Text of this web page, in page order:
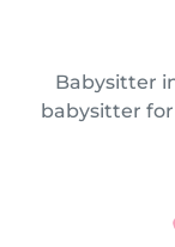
Babysitter
babysitter